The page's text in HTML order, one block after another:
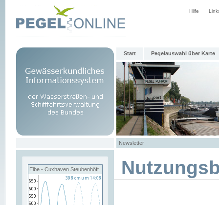
Hilfe
Start Pegelauswahl über Karte
Newsletter
Elbe - Cuxhaven Steubenhöft